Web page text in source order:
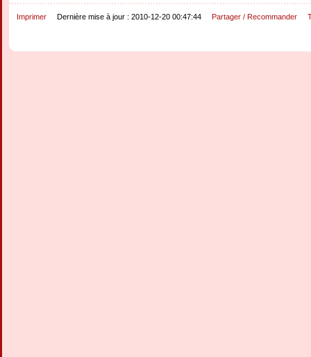
Imprimer Dernière mise à jour : 2010-12-20 00:47:44 Partager / Recommander